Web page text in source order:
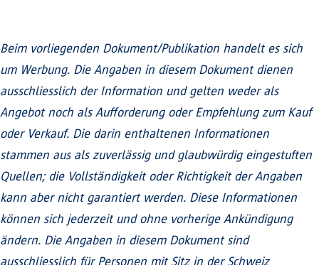
Beim vorliegenden Dokument/Publikation handelt es sich
um Werbung. Die Angaben in diesem Dokument dienen
ausschliesslich der Information und gelten weder als
Angebot noch als Aufforderung oder Empfehlung zum Kauf
oder Verkauf. Die darin enthaltenen Informationen
stammen aus als zuverlässig und glaubwürdig eingestuften
Quellen; die Vollständigkeit oder Richtigkeit der Angaben
kann aber nicht garantiert werden. Diese Informationen
können sich jederzeit und ohne vorherige Ankündigung
ändern. Die Angaben in diesem Dokument sind
ausschliesslich für Personen mit Sitz in der Schweiz